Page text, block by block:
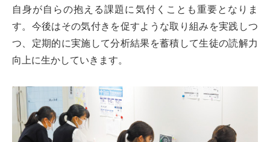
自身が自らの抱える課題に気付くことも重要となりま
す。今後はその気付きを促すような取り組みを実践しつ
つ、定期的に実施して分析結果を蓄積して生徒の読解力
向上に生かしていきます。